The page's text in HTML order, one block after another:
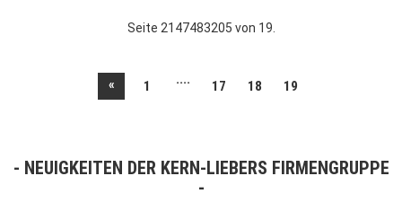
Seite 2147483205 von 19.
« 1 .... 17 18 19
NEUIGKEITEN DER KERN-LIEBERS FIRMENGRUPPE